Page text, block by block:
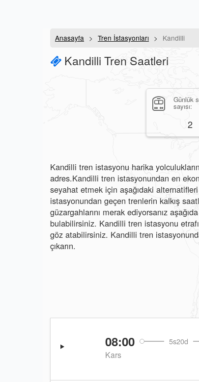
Anasayfa Tren İstasyonları Kandilli
Kandilli Tren Saatleri
Günlük
sayısı:
2
Kandilli tren istasyonu harika
adres.Kandilli tren istasyonundan en
seyahat etmek için aşağıdaki
istasyonundan geçen trenlerin kalkış
güzargahlarını merak ediyorsanız
bulabilirsiniz. Kandilli tren istasyonu
göz atabilirsiniz. Kandilli tren
çıkarın.
08:00 5s20d
Kars